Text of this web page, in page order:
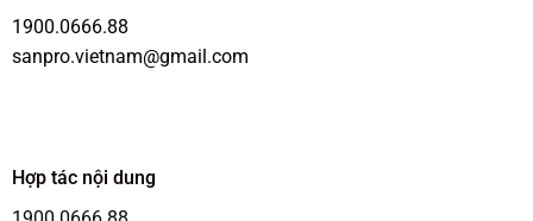
1900.0666.88
sanpro.vietnam@gmail.com
Hợp tác nội dung